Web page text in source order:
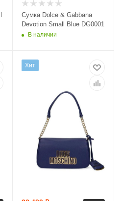
Сумка Dolce & Gabbana
Devotion Small Blue DG0001
В наличии
Хит